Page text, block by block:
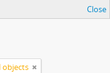
Close
objects